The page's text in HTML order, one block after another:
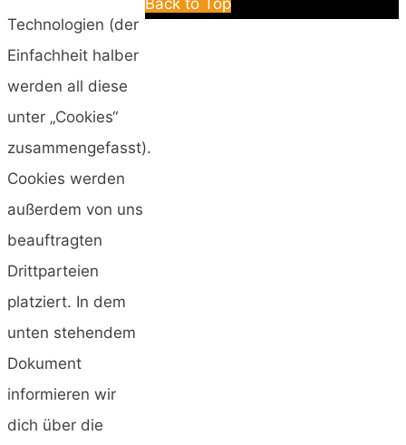
Technologien (der
Einfachheit halber
werden all diese
unter „Cookies“
zusammengefasst).
Cookies werden
außerdem von uns
beauftragten
Drittparteien
platziert. In dem
unten stehendem
Dokument
informieren wir
dich über die